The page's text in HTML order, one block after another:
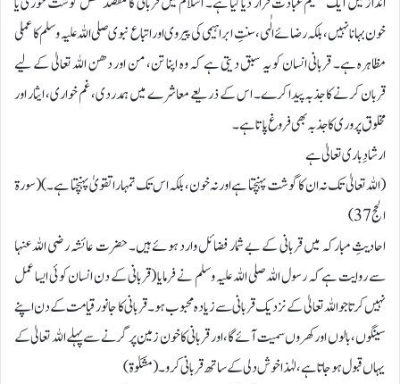
خون بہانا نہیں، بلکہ رضائے الٰہی، سنتِ ابراہیمی کی پیروی اور اتباع نبوی صلی اللہ علیہ وسلم کا عملی
مظاہرہ ہے۔ قربانی انسان کو یہ سبق دیتی ہے کہ وہ اپنا تن، من اور دھن اللہ تعالیٰ کے لیے
قربان کرنے کا جذبہ پیدا کرے۔ اس کے ذریعے معاشرے میں ہمدردی، غم خواری، ایثار اور
مخلوق پروری کا جذبہ بھی فروغ پاتا ہے۔
ارشادِ باری تعالیٰ ہے
(اللہ تعالیٰ تک نہ ان کا گوشت پہنچتا ہے اور نہ خون، بلکہ اس تک تمہارا تقویٰ پہنچتا ہے۔) (سورۃ
الحج 37)
احادیثِ مبارکہ میں قربانی کے بے شمار فضائل وارد ہوئے ہیں۔ حضرت عائشہ رضی اللہ عنہا
سے روایت ہے کہ رسول اللہ صلی اللہ علیہ وسلم نے فرمایا (قربانی کے دن انسان کوئی ایسا عمل
نہیں کرتا جو اللہ تعالیٰ کے نزدیک قربانی سے زیادہ محبوب ہو۔ قربانی کا جانور قیامت کے دن اپنے
سینگوں، بالوں اور کھروں سمیت آئے گا، اور قربانی کا خون زمین پر گرنے سے پہلے اللہ تعالیٰ کے
یہاں قبول ہو جاتا ہے، لہٰذا خوش دلی کے ساتھ قربانی کرو۔(مشکوٰۃ)